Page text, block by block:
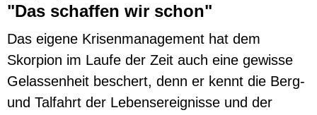
"Das schaffen wir schon"
Das eigene Krisenmanagement hat dem
Skorpion im Laufe der Zeit auch eine gewisse
Gelassenheit beschert, denn er kennt die Berg-
und Talfahrt der Lebensereignisse und der